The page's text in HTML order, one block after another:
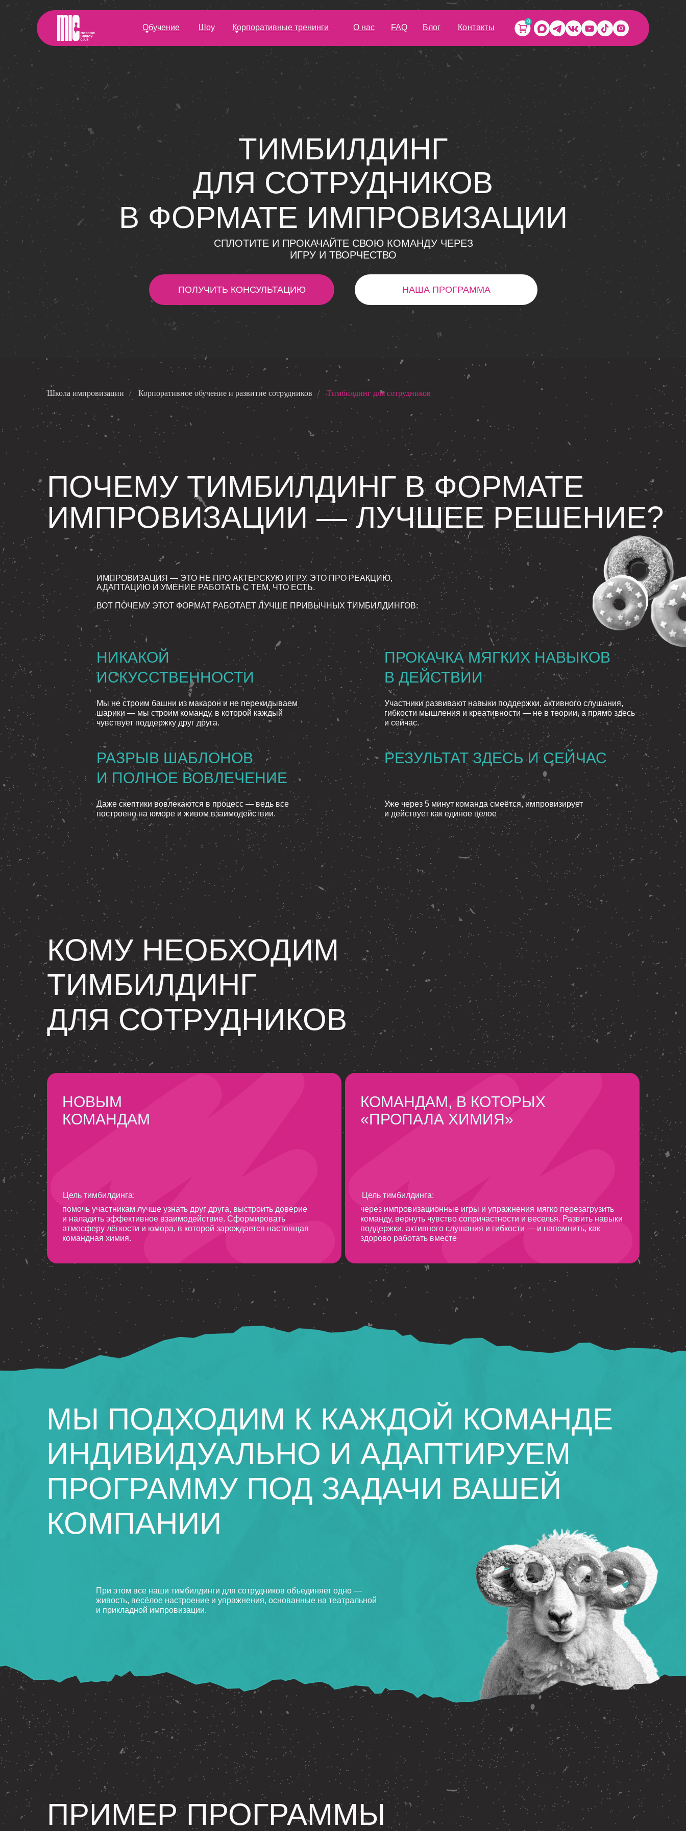
0
О нас
Шоу
Обучение Корпоративные тренинги Контакты
Блог
FAQ
СПЛОТИТЕ И ПРОКАЧАЙТЕ СВОЮ КОМАНДУ ЧЕРЕЗ
ИГРУ И ТВОРЧЕСТВО
В ФОРМАТЕ ИМПРОВИЗАЦИИ
ТИМБИЛДИНГ
ДЛЯ СОТРУДНИКОВ
ПОЛУЧИТЬ КОНСУЛЬТАЦИЮ НАША ПРОГРАММА
Школа импровизации / Корпоративное обучение и развитие сотрудников / Тимбилдинг для сотрудников
ПОЧЕМУ ТИМБИЛДИНГ В ФОРМАТЕ
ИМПРОВИЗАЦИИ — ЛУЧШЕЕ РЕШЕНИЕ?
ИМПРОВИЗАЦИЯ — ЭТО НЕ ПРО АКТЕРСКУЮ ИГРУ. ЭТО ПРО РЕАКЦИЮ,
АДАПТАЦИЮ И УМЕНИЕ РАБОТАТЬ С ТЕМ, ЧТО ЕСТЬ.
ВОТ ПОЧЕМУ ЭТОТ ФОРМАТ РАБОТАЕТ ЛУЧШЕ ПРИВЫЧНЫХ ТИМБИЛДИНГОВ:
РЕЗУЛЬТАТ ЗДЕСЬ И СЕЙЧАС
Уже через 5 минут команда смеётся, импровизирует
и действует как единое целое
НИКАКОЙ
ИСКУССТВЕННОСТИ
Мы не строим башни из макарон и не перекидываем
шарики — мы строим команду, в которой каждый
чувствует поддержку друг друга.
ПРОКАЧКА МЯГКИХ НАВЫКОВ
В ДЕЙСТВИИ
Участники развивают навыки поддержки, активного слушания,
гибкости мышления и креативности — не в теории, а прямо здесь
и сейчас.
РАЗРЫВ ШАБЛОНОВ
И ПОЛНОЕ ВОВЛЕЧЕНИЕ
Даже скептики вовлекаются в процесс — ведь все
построено на юморе и живом взаимодействии.
КОМУ НЕОБХОДИМ
ТИМБИЛДИНГ
ДЛЯ СОТРУДНИКОВ
НОВЫМ
КОМАНДАМ
Цель тимбилдинга:
Цель тимбилдинга:
помочь участникам лучше узнать друг друга, выстроить доверие
и наладить эффективное взаимодействие. Сформировать
атмосферу лёгкости и юмора, в которой зарождается настоящая
командная химия.
КОМАНДАМ, В КОТОРЫХ
«ПРОПАЛА ХИМИЯ»
через импровизационные игры и упражнения мягко перезагрузить
команду, вернуть чувство сопричастности и веселья. Развить навыки
поддержки, активного слушания и гибкости — и напомнить, как
здорово работать вместе
МЫ ПОДХОДИМ К КАЖДОЙ КОМАНДЕ
ИНДИВИДУАЛЬНО И АДАПТИРУЕМ
ПРОГРАММУ ПОД ЗАДАЧИ ВАШЕЙ
КОМПАНИИ
При этом все наши тимбилдинги для сотрудников объединяет одно —
живость, весёлое настроение и упражнения, основанные на театральной
и прикладной импровизации.
ПРИМЕР ПРОГРАММЫ